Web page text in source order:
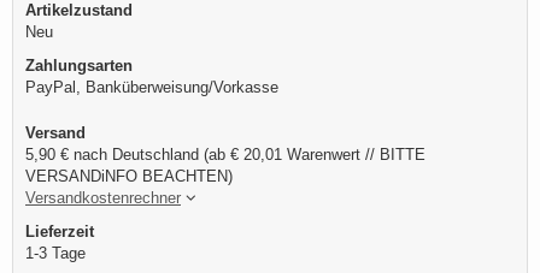
Artikelzustand
Neu
Zahlungsarten
PayPal, Banküberweisung/Vorkasse
Versand
5,90 € nach Deutschland (ab € 20,01 Warenwert // BITTE
VERSANDiNFO BEACHTEN)
Versandkostenrechner
Lieferzeit
1-3 Tage